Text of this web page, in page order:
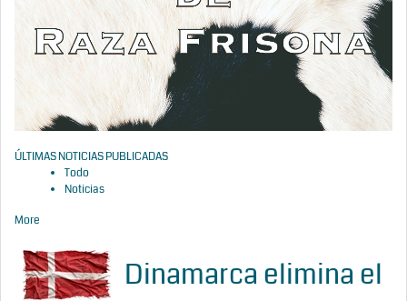
ÚLTIMAS NOTICIAS PUBLICADAS
Todo
Noticias
More
Dinamarca elimina el